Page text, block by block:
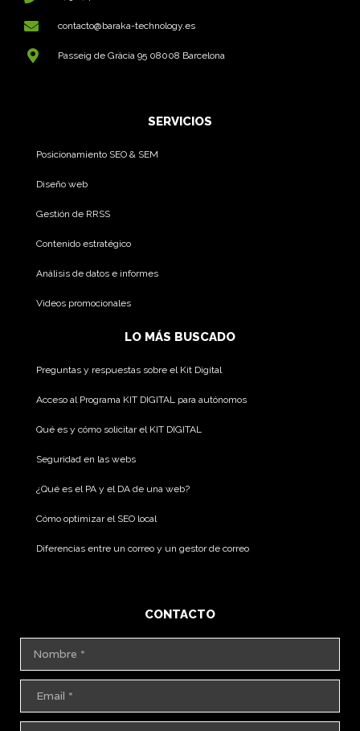
contacto@baraka-technology.es
Passeig de Gràcia 95 08008 Barcelona
SERVICIOS
Posicionamiento SEO & SEM
Diseño web
Gestión de RRSS
Contenido estratégico
Análisis de datos e informes
Videos promocionales
LO MÁS BUSCADO
Preguntas y respuestas sobre el Kit Digital
Acceso al Programa KIT DIGITAL para autónomos
Qué es y cómo solicitar el KIT DIGITAL
Seguridad en las webs
¿Qué es el PA y el DA de una web?
Cómo optimizar el SEO local
Diferencias entre un correo y un gestor de correo
CONTACTO